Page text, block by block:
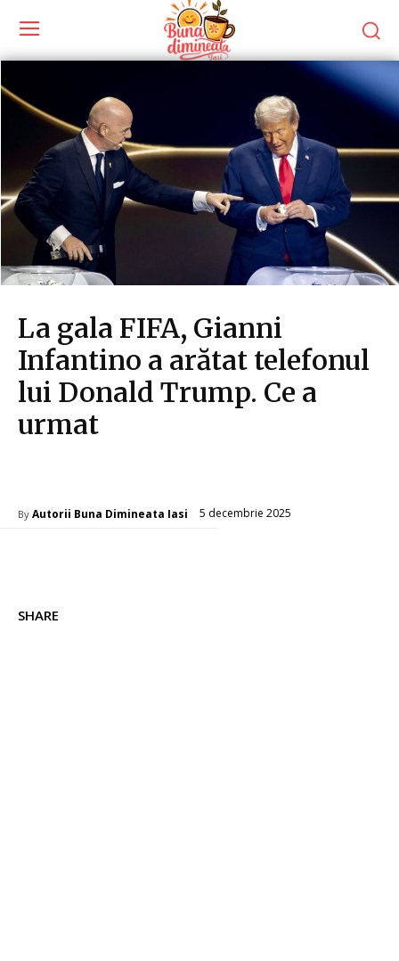
La gala FIFA, Gianni
Infantino a arătat telefonul
lui Donald Trump. Ce a
urmat
By Autorii Buna Dimineata Iasi 5 decembrie 2025
SHARE